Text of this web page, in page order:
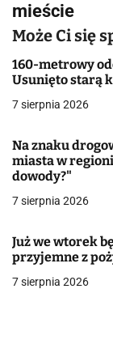
a
c
j
a
w
p
i
u
mieście
Może Ci się
160-metrowy
Usunięto starą
7 sierpnia 2026
Na znaku
miasta w
dowody?"
7 sierpnia 2026
Już we wtorek
przyjemne z
7 sierpnia 2026